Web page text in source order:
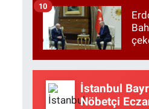
10
İstanbul
Nöbetçi